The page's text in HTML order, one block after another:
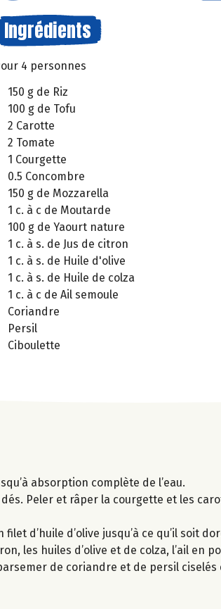
Ingrédients
4 personnes
150 g de Riz
100 g de Tofu
2 Carotte
2 Tomate
1 Courgette
0.5 Concombre
150 g de Mozzarella
1 c. à c de Moutarde
100 g de Yaourt nature
1 c. à s. de Jus de citron
1 c. à s. de Huile d'olive
1 c. à s. de Huile de colza
1 c. à c de Ail semoule
Coriandre
Persil
Ciboulette
absorption complète de l’eau.
Peler et râper la courgette et les
d’huile d’olive jusqu’à ce qu’il soit
les huiles d’olive et de colza, l’ail en
de coriandre et de persil ciselés